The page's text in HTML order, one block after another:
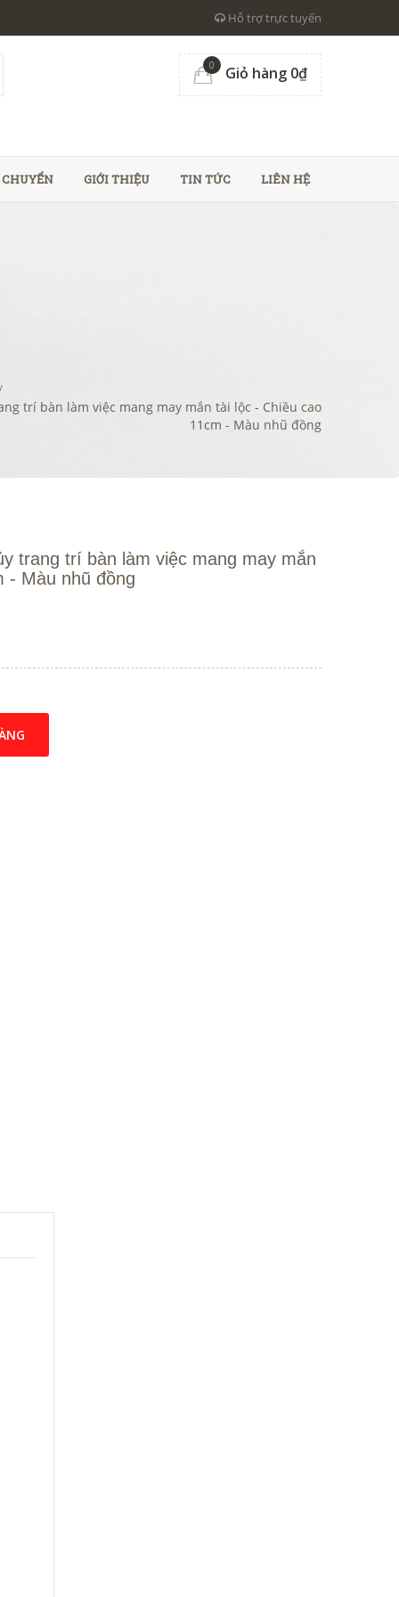
Hỗ trợ trực tuyến
0 Giỏ hàng 0₫
GIỚI THIỆU TIN TỨC LIÊN HỆ
trí bàn làm việc mang may mắn tài lộc - Chiều cao
11cm - Màu nhũ đồng
trang trí bàn làm việc mang may mắn
- Màu nhũ đồng